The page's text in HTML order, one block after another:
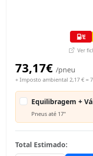
E
Ver
73,17€ /pneu
+ Imposto ambiental 2,17 € =
Equilibragem +
Pneus até 17"
Total Estimado: